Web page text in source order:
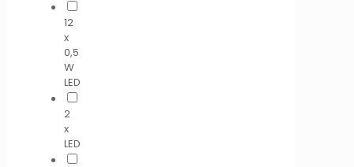
12
x
0,5
W
LED
2
x
LED